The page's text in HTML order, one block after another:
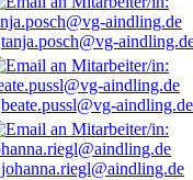
tanja.posch@vg-
beate.pussl@vg-aindling.de
johanna.riegl@aindling.de